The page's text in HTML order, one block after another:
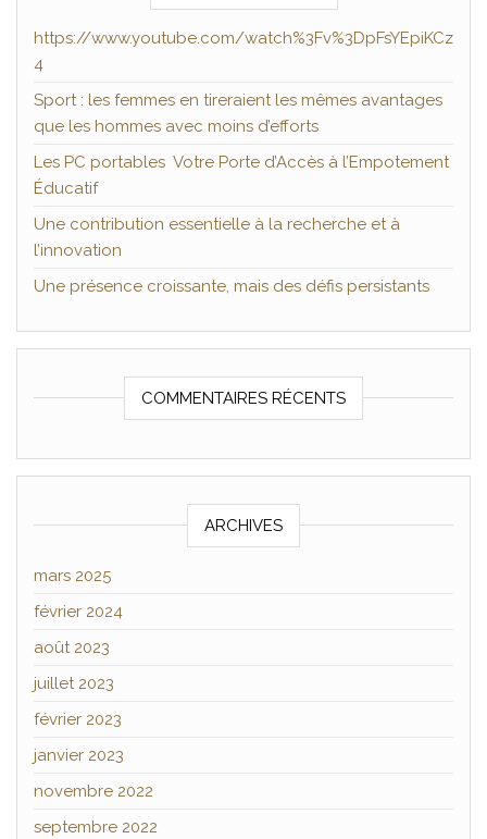
https://www.youtube.com/watch%3Fv%3DpFsYEpiKCz
4
Sport : les femmes en tireraient les mêmes avantages
que les hommes avec moins d’efforts
Les PC portables Votre Porte d’Accès à l’Empotement
Éducatif
Une contribution essentielle à la recherche et à
l’innovation
Une présence croissante, mais des défis persistants
COMMENTAIRES RÉCENTS
ARCHIVES
mars 2025
février 2024
août 2023
juillet 2023
février 2023
janvier 2023
novembre 2022
septembre 2022